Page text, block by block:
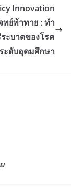
Innovation
ย์ท้าทาย : ทำ
ะบาดของโรค
ะดับอุดมศึกษา